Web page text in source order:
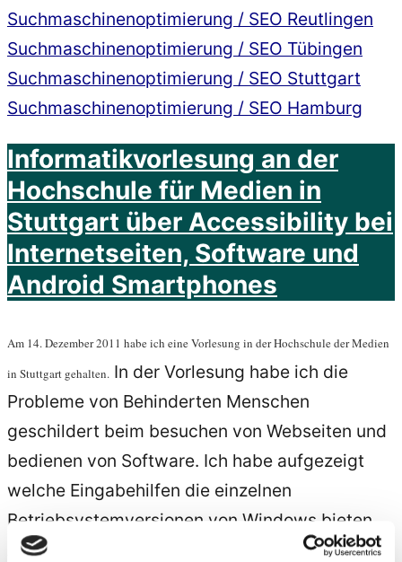
Suchmaschinenoptimierung / SEO Reutlingen
Suchmaschinenoptimierung / SEO Tübingen
Suchmaschinenoptimierung / SEO Stuttgart
Suchmaschinenoptimierung / SEO Hamburg
Informatikvorlesung an der
Hochschule für Medien in
Stuttgart über Accessibility bei
Internetseiten, Software und
Android Smartphones
Am 14. Dezember 2011 habe ich eine Vorlesung in der Hochschule der Medien
in Stuttgart gehalten. In der Vorlesung habe ich die
Probleme von Behinderten Menschen
geschildert beim besuchen von Webseiten und
bedienen von Software. Ich habe aufgezeigt
welche Eingabehilfen die einzelnen
Betriebsystemversionen von Windows bieten.
Außerdem habe ich gezeigt, wie ein